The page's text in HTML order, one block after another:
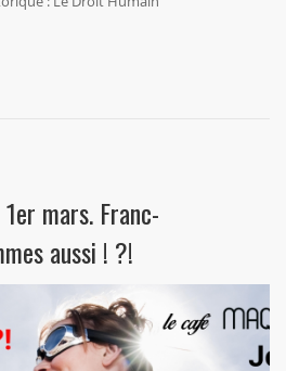
mars. Franc-
aussi ! ?!